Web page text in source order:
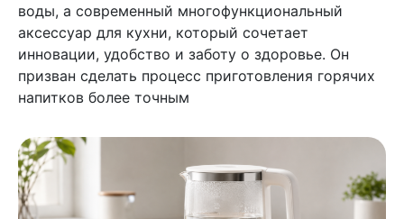
воды, а современный многофункциональный
аксессуар для кухни, который сочетает
инновации, удобство и заботу о здоровье. Он
призван сделать процесс приготовления горячих
напитков более точным